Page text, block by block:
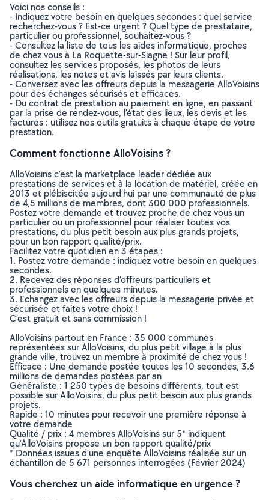
Voici nos conseils :
- Indiquez votre besoin en quelques secondes : quel service
recherchez-vous ? Est-ce urgent ? Quel type de prestataire,
particulier ou professionnel, souhaitez-vous ?
- Consultez la liste de tous les aides informatique, proches
de chez vous à La Roquette-sur-Siagne ! Sur leur profil,
consultez les services proposés, les photos de leurs
réalisations, les notes et avis laissés par leurs clients.
- Conversez avec les offreurs depuis la messagerie AlloVoisins
pour des échanges sécurisés et efficaces.
- Du contrat de prestation au paiement en ligne, en passant
par la prise de rendez-vous, l’état des lieux, les devis et les
factures : utilisez nos outils gratuits à chaque étape de votre
prestation.
Comment fonctionne AlloVoisins ?
AlloVoisins c’est la marketplace leader dédiée aux
prestations de services et à la location de matériel, créée en
2013 et plébiscitée aujourd’hui par une communauté de plus
de 4,5 millions de membres, dont 300 000 professionnels.
Postez votre demande et trouvez proche de chez vous un
particulier ou un professionnel pour réaliser toutes vos
prestations, du plus petit besoin aux plus grands projets,
pour un bon rapport qualité/prix.
Facilitez votre quotidien en 3 étapes :
1. Postez votre demande : indiquez votre besoin en quelques
secondes.
2. Recevez des réponses d’offreurs particuliers et
professionnels en quelques minutes.
3. Echangez avec les offreurs depuis la messagerie privée et
sécurisée et faites votre choix !
C’est gratuit et sans commission !
AlloVoisins partout en France : 35 000 communes
représentées sur AlloVoisins, du plus petit village à la plus
grande ville, trouvez un membre à proximité de chez vous !
Efficace : Une demande postée toutes les 10 secondes, 3.6
millions de demandes postées par an
Généraliste : 1 250 types de besoins différents, tout est
possible sur AlloVoisins, du plus petit besoin aux plus grands
projets.
Rapide : 10 minutes pour recevoir une première réponse à
votre demande
Qualité / prix : 4 membres AlloVoisins sur 5* indiquent
qu’AlloVoisins propose un bon rapport qualité/prix
* Données issues d’une enquête AlloVoisins réalisée sur un
échantillon de 5 671 personnes interrogées (Février 2024)
Vous cherchez un aide informatique en urgence ?